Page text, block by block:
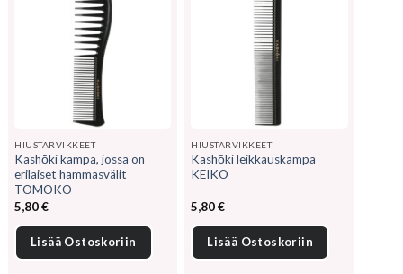
HIUSTARVIKKEET
Kashōki kampa, jossa on
erilaiset hammasvälit
TOMOKO
5,80€
Lisää Ostoskoriin
HIUSTARVIKKEET
Kashōki leikkauskampa
KEIKO
5,80€
Lisää Ostoskoriin